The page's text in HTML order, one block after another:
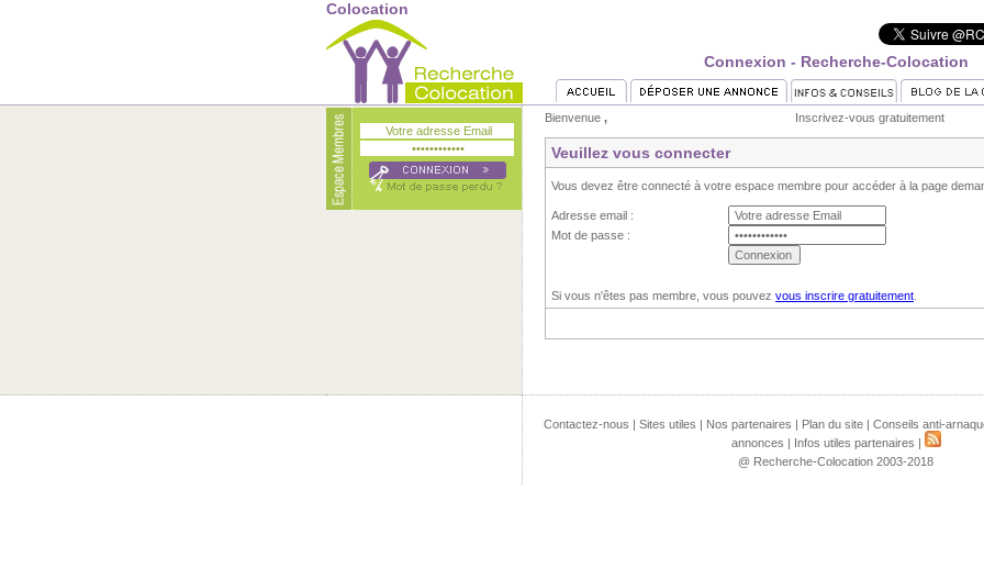
Colocation
Connexion - Recherche-Colocation
Bienvenue , Inscrivez-vous gratuitement
Veuillez vous connecter
Vous devez être connecté à votre espace membre pour accéder à la page
Adresse email :
Mot de passe :
Si vous n'êtes pas membre, vous pouvez vous inscrire gratuitement
Contactez-nous | Sites utiles | Nos partenaires | Plan du site| Conseils anti-
annonces | Infos utiles partenaires |
@ Recherche-Colocation 2003-2018